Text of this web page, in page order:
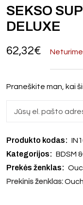
SEKSO
DELUXE
62,32€ Neturime
Praneškite man, kai
Produkto kodas:
Kategorijos: BDSM
Prekės ženklas:
Prekinis ženklas: